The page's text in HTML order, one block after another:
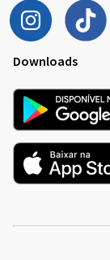
Downloads